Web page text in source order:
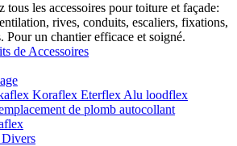
tous les accessoires pour toiture et façade:
rives, conduits, escaliers, fixations,
Pour un chantier efficace et soigné.
de Accessoires
Koraflex Eterflex Alu loodflex
de plomb autocollant
Divers